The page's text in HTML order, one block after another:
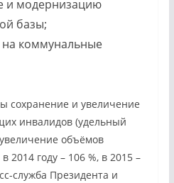
и модернизацию
базы;
на коммунальные
сохранение и увеличение
инвалидов (удельный
объёмов
2014 году – 106 %, в 2015 –
служба Президента и